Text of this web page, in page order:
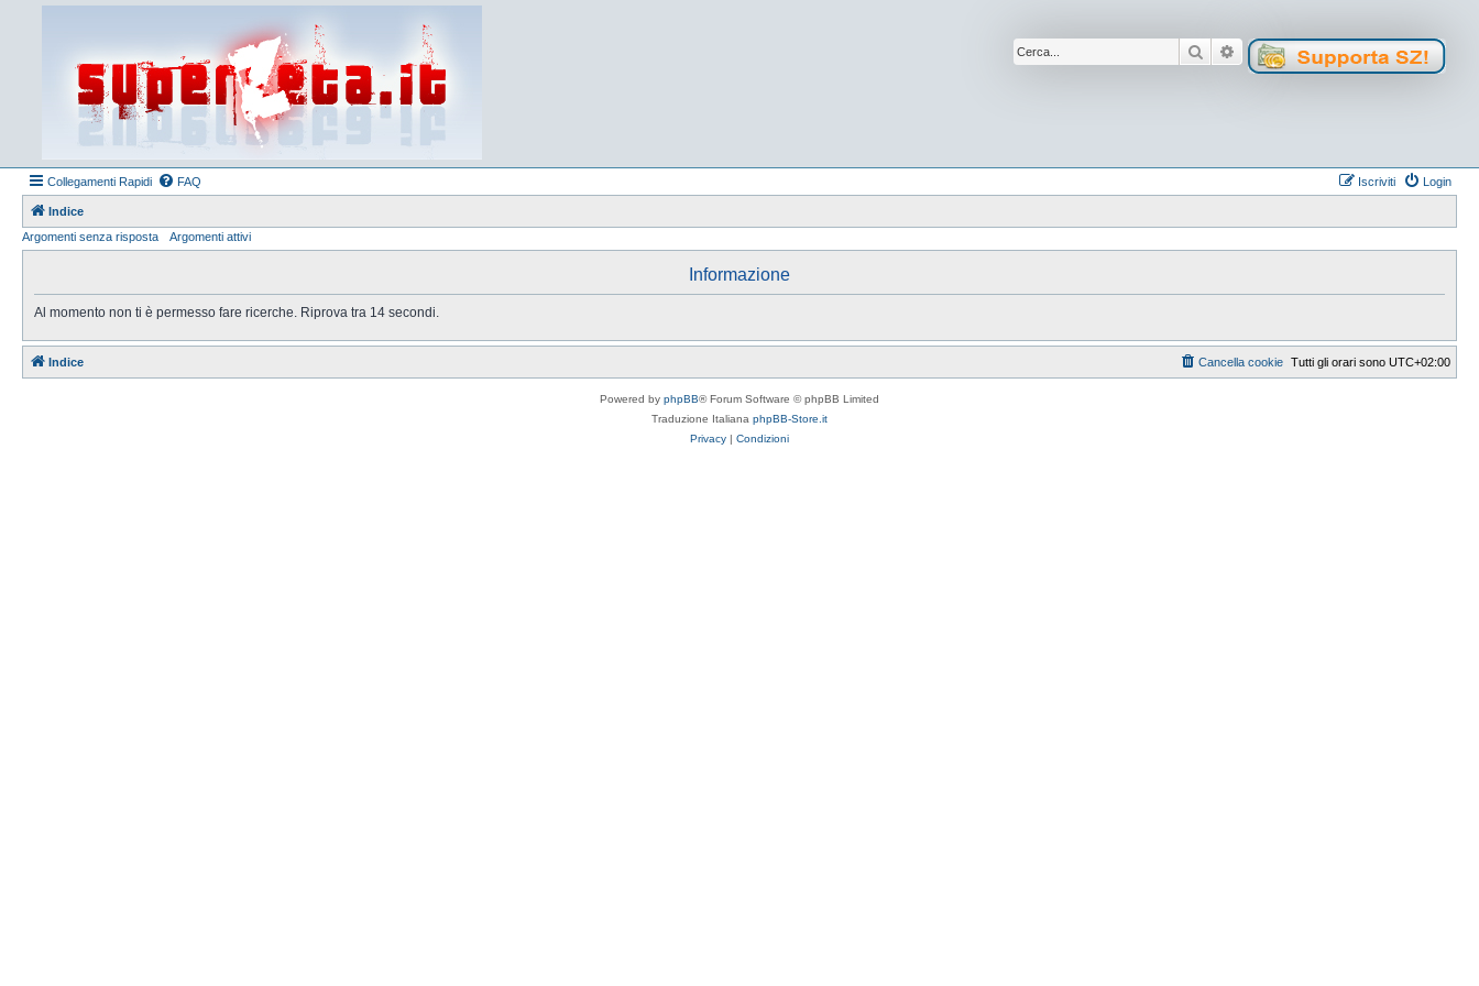
Cerca Ricerca avanzata
Collegamenti Rapidi FAQ Login
Iscriviti
Indice
Argomenti senza risposta
Argomenti attivi
Informazione
Al momento non ti è permesso fare ricerche. Riprova tra 14 secondi.
Indice Tutti gli orari sono UTC+02:00
Cancella cookie
Powered by phpBB® Forum Software © phpBB Limited
Traduzione Italiana phpBB-Store.it
Privacy | Condizioni